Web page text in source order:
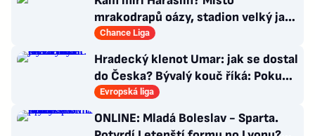
mrakodrapů oázy, stadion velký jak
v Plzni. Byl by největší hvězdou
Chance Liga
Hradecký klenot Umar: jak se dostal
do Česka? Bývalý kouč říká: Pokud
nezblbne...
Evropská liga
ONLINE: Mladá Boleslav - Sparta.